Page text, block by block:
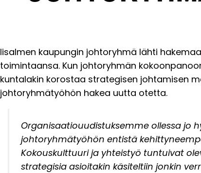
Iisalmen kaupungin johtoryhmä lähti
toimintaansa. Kun johtoryhmän
kuntalakin korostaa strategisen johtamisen
johtoryhmätyöhön hakea uutta otetta.
Organisaatiouudistuksemme ollessa jo
johtoryhmätyöhön entistä
Kokouskulttuuri ja yhteistyö tuntuivat
strategisia asioitakin käsiteltiin jonkin